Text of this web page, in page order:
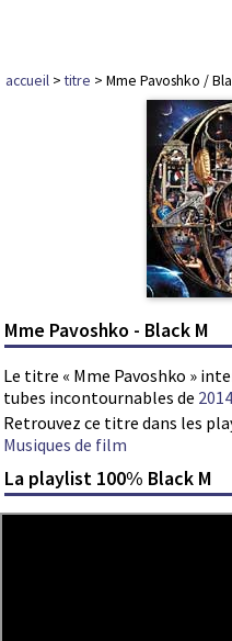
accueil >titre > Mme Pavoshko /
Mme Pavoshko - Black M
Le titre « Mme Pavoshko »
tubes incontournables de 2014
Retrouvez ce titre dans les
Musiques de film
La playlist 100% Black M